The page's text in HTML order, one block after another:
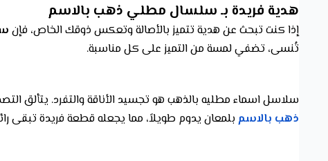
هدية فريدة بـ سلسال مطلي ذهب بالاسم
إذا كنت تبحث عن هدية تتميز بالأصالة وتعكس ذوقك الخاص، فإن
تُنسى، تضفي لمسة من التميز على كل مناسبة.
سلاسل اسماء مطليه بالذهب هو تجسيد الأناقة والتفرد. يتألق
ذهب بالاسمبلمعان يدوم طويلاً، مما يجعله قطعة فريدة تبقى